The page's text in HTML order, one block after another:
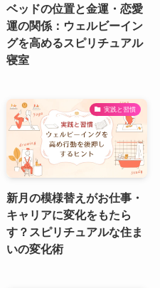
ベッドの位置と金運・恋愛
運の関係：ウェルビーイン
グを高めるスピリチュアル
寝室
実践と習慣
新月の模様替えがお仕事・
キャリアに変化をもたら
す？スピリチュアルな住ま
いの変化術